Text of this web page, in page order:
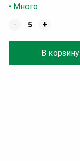
• Много
-
+
В корзину